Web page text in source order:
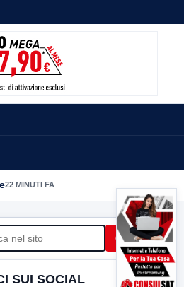
22 MINUTI FA
Cerca
SUI SOCIAL